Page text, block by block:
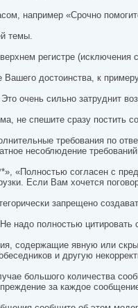
например «Срочно
темы.
регистре (исключения
достоинства, к
очень сильно затруднит
не спешите сразу
требования по
несоблюдение
«Полностью согласен с
Если Вам хочется
запрещено
надо полностью
содержащие явную или
и другую
большого количества
за каждое